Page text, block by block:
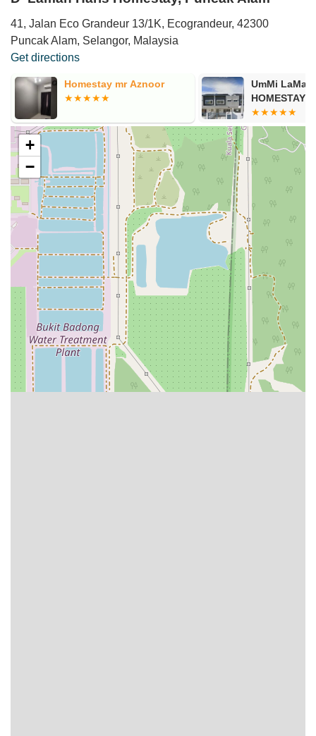
41, Jalan Eco Grandeur 13/1K, Ecograndeur, 42300
Puncak Alam, Selangor, Malaysia
Get directions
Homestay mr Aznoor
UmMi LaMaN
HOMESTAY
ALAM
+
−